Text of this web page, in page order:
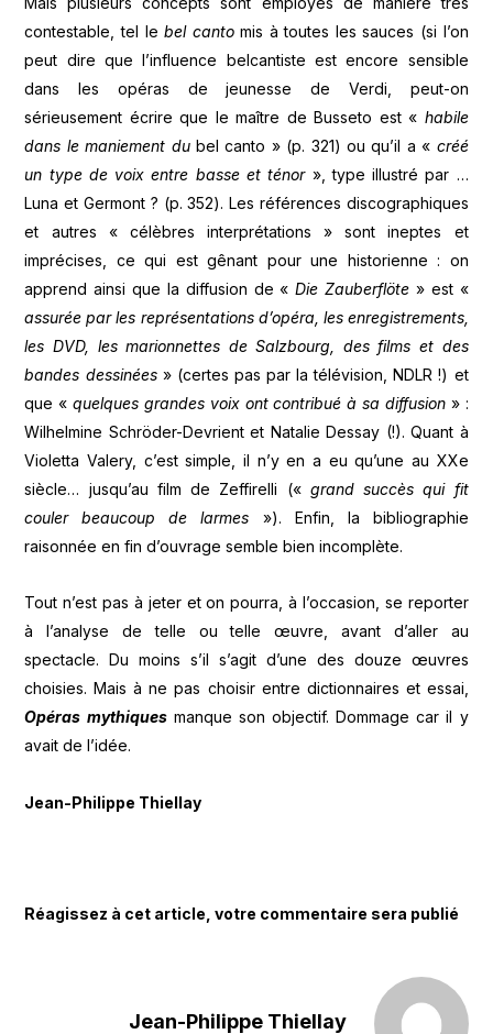
contestable, tel lebel cantomis à toutes les sauces (si l’on
peut dire que l’influence belcantiste est encore sensible
dans les opéras de jeunesse de Verdi, peut-on
sérieusement écrire que le maître de Busseto est « habile
dans le maniement dubel canto » (p. 321) ou qu’il a « créé
un type de voix entre basse et ténor», type illustré par …
Luna et Germont ? (p. 352). Les références discographiques
et autres « célèbres interprétations » sont ineptes et
imprécises, ce qui est gênant pour une historienne : on
apprend ainsi que la diffusion de «Die Zauberflöte » est «
assurée par les représentations d’opéra, les enregistrements,
les DVD, les marionnettes de Salzbourg, des films et des
bandes dessinées» (certes pas par la télévision, NDLR !) et
que «quelques grandes voix ont contribué à sa diffusion» :
Wilhelmine Schröder-Devrient et Natalie Dessay (!). Quant à
Violetta Valery, c’est simple, il n’y en a eu qu’une au XXe
siècle… jusqu’au film de Zeffirelli (« grand succès qui fit
couler beaucoup de larmes »). Enfin, la bibliographie
raisonnée en fin d’ouvrage semble bien incomplète.
Tout n’est pas à jeter et on pourra, à l’occasion, se reporter
à l’analyse de telle ou telle œuvre, avant d’aller au
spectacle. Du moins s’il s’agit d’une des douze œuvres
choisies. Mais à ne pas choisir entre dictionnaires et essai,
Opéras mythiquesmanque son objectif. Dommage car il y
avait de l’idée.
Jean-Philippe Thiellay
Réagissez à cet article, votre commentaire sera publié
Jean-Philippe Thiellay